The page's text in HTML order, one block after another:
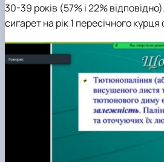
30-39 років (57% і 22%
сигарет на рік 1 пересічного